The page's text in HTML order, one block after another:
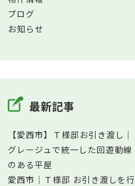
ブログ
お知らせ
最新記事
【愛西市】Ｔ様邸お引き渡し｜
グレージュで統一した回遊動線
のある平屋
愛西市│Ｔ様邸 お引き渡しを行